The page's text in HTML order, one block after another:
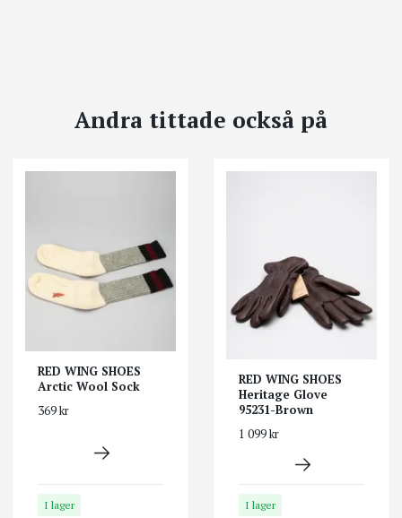
Andra tittade också på
RED WING SHOES
Arctic Wool Sock
369 kr
I lager
RED WING SHOES
Heritage Glove
95231-Brown
1 099 kr
I lager